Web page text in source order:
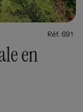
Réf. 691
en